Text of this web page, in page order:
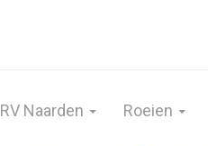
RV Naarden Roeien